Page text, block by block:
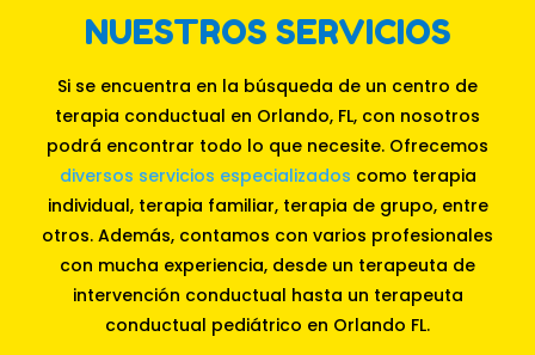
NUESTROS SERVICIOS
Si se encuentra en la búsqueda de un centro de
terapia conductual en Orlando, FL, con nosotros
podrá encontrar todo lo que necesite. Ofrecemos
diversos servicios especializados como terapia
individual, terapia familiar, terapia de grupo, entre
otros. Además, contamos con varios profesionales
con mucha experiencia, desde un terapeuta de
intervención conductual hasta un terapeuta
conductual pediátrico en Orlando FL.